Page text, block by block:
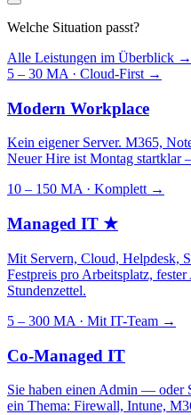
Welche Situation passt?
Alle Leistungen im Überblick →
5 – 30 MA · Cloud-First →
Modern Workplace
Kein eigener Server. M365,
Neuer Hire ist Montag startklar
10 – 150 MA · Komplett →
Managed IT ★
Mit Servern, Cloud, Helpdesk,
Festpreis pro Arbeitsplatz,
Stundenzettel.
5 – 300 MA · Mit IT-Team →
Co-Managed IT
Sie haben einen Admin — oder
ein Thema: Firewall, Intune,